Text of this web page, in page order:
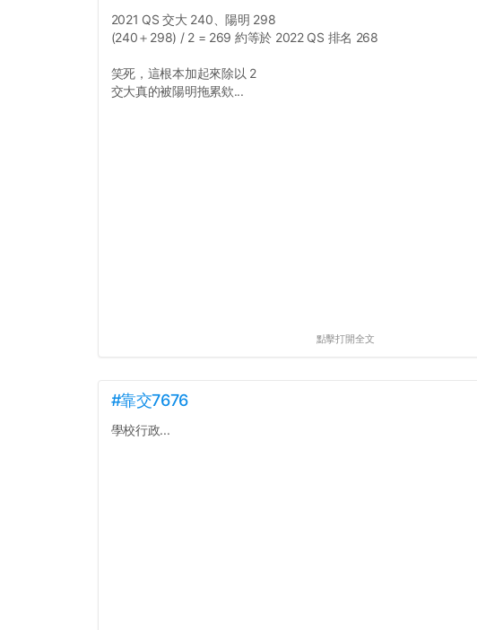
2021 QS 交大 240、陽明 298
(240＋298) / 2 = 269 約等於 2022 QS 排名 268
笑死，這根本加起來除以 2
交大真的被陽明拖累欸...
點擊打開全文
#靠交7676
學校行政...